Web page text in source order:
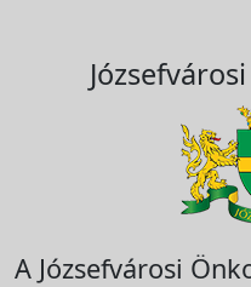
A Józsefvárosi